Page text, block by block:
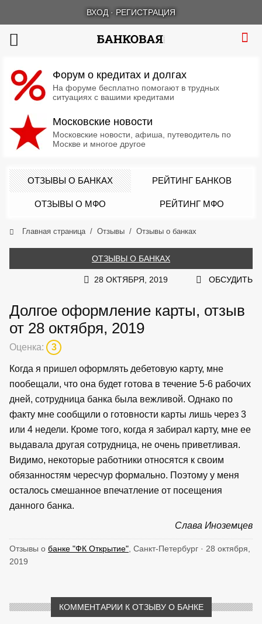
ВХОД · РЕГИСТРАЦИЯ
Форум о кредитах и долгах
На форуме бесплатно помогают в трудных
ситуациях с вашими кредитами
Московские новости
Московские новости, афиша, путеводитель по
Москве и многое другое
ОТЗЫВЫ О БАНКАХ РЕЙТИНГ БАНКОВ
ОТЗЫВЫ О МФО РЕЙТИНГ МФО
Главная страница Отзывы Отзывы о банках
ОТЗЫВЫ О БАНКАХ
28 ОКТЯБРЯ, 2019 ОБСУДИТЬ
Долгое оформление карты, отзыв
от 28 октября, 2019
Оценка: 3
Когда я пришел оформлять дебетовую карту, мне
пообещали, что она будет готова в течение 5-6 рабочих
дней, сотрудница банка была вежливой. Однако по
факту мне сообщили о готовности карты лишь через 3
или 4 недели. Кроме того, когда я забирал карту, мне ее
выдавала другая сотрудница, не очень приветливая.
Видимо, некоторые работники относятся к своим
обязанностям чересчур формально. Поэтому у меня
осталось смешанное впечатление от посещения
данного банка.
Слава Иноземцев
Отзывы о банке "ФК Открытие" , Санкт-Петербург · 28 октября,
2019
КОММЕНТАРИИ К ОТЗЫВУ О БАНКЕ